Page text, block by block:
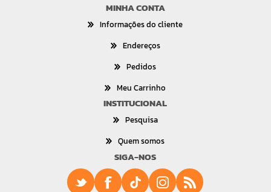
MINHA CONTA
Informações do cliente
Endereços
Pedidos
Meu Carrinho
INSTITUCIONAL
Pesquisa
Quem somos
SIGA-NOS